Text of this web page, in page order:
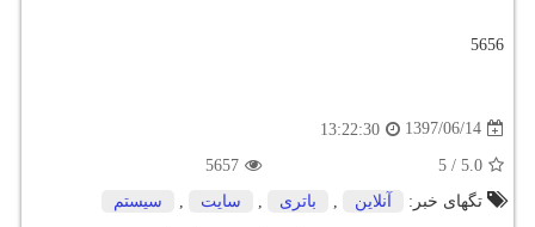
5656
1397/06/14
13:22:30
5.0
/
5
5657
تگهای خبر:
آنلاین باتری سایت سیستم